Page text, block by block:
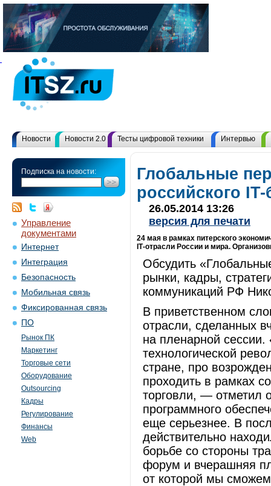
Новости Новости 2.0 Тесты цифровой техники Интервью
Подписка на новости:
Управление
документами
Интернет
Интеграция
Безопасность
Мобильная связь
Фиксированная связь
ПО
Рынок ПК
Маркетинг
Торговые сети
Оборудование
Outsourcing
Кадры
Регулирование
Финансы
Web
Глобальные
российского
26.05.2014 13:26
версия для печати
24 мая в рамках питерского
IТ-отрасли России и мира.
Обсудить
рынки, кадры,
коммуникаций РФ
В приветственном
отрасли, сделанных
на пленарной
технологической
стране, про
проходить в рамках
торговли, — отметил
программного
еще серьезнее. В
действительно
борьбе со стороны
форум и вчерашняя
от которой мы сможем